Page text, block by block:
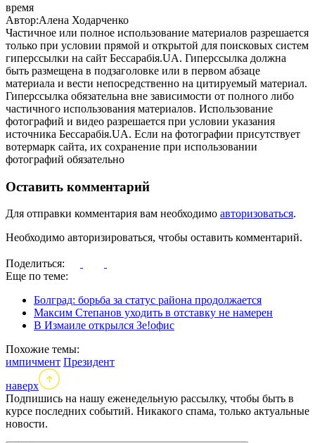
время
Автор:Алена Ходарченко
Частичное или полное использование материалов разрешается
только при условии прямой и открытой для поисковых систем
гиперссылки на сайт Бессарабія.UA. Гиперссылка должна
быть размещена в подзаголовке или в первом абзаце
материала и вести непосредственно на цитируемый материал.
Гиперссылка обязательна вне зависимости от полного либо
частичного использования материалов. Использование
фотографий и видео разрешается при условии указания
источника Бессарабія.UA. Если на фотографии присутствует
вотермарк сайта, их сохранение при использовании
фотографий обязательно
Оставить комментарий
Для отправки комментария вам необходимо авторизоваться.
Необходимо авторизироваться, чтобы оставить комментарий.
Поделиться:
Еще по теме:
Болград: борьба за статус района продолжается
Максим Степанов уходить в отставку не намерен
В Измаиле открылся Зе!офис
Похожие темы:
импичмент Президент
наверх
Подпишись на нашу еженедельную рассылку, чтобы быть в
курсе последних событий. Никакого спама, только актуальные
новости.